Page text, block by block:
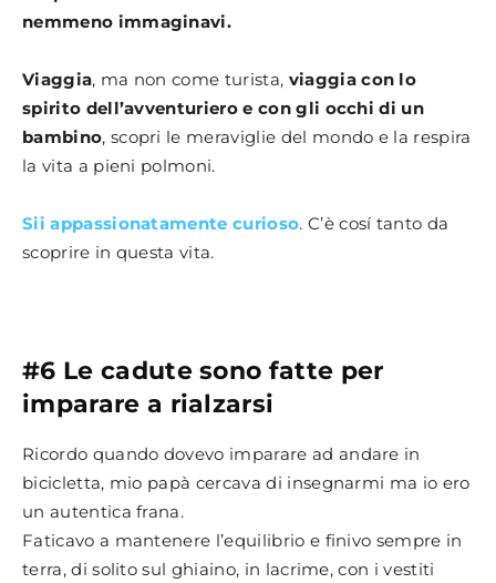
nemmeno immaginavi.
Viaggia, ma non come turista, viaggia con lo
spirito dell’avventuriero e con gli occhi di un
bambino, scopri le meraviglie del mondo e la respira
la vita a pieni polmoni.
Sii appassionatamente curioso. C’è cosí tanto da
scoprire in questa vita.
#6 Le cadute sono fatte per
imparare a rialzarsi
Ricordo quando dovevo imparare ad andare in
bicicletta, mio papà cercava di insegnarmi ma io ero
un autentica frana.
Faticavo a mantenere l’equilibrio e finivo sempre in
terra, di solito sul ghiaino, in lacrime, con i vestiti